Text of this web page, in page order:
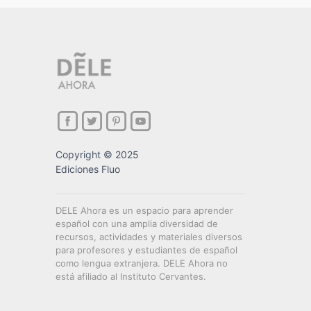
Copyright © 2025
Ediciones Fluo
DELE Ahora es un espacio para aprender
español con una amplia diversidad de
recursos, actividades y materiales diversos
para profesores y estudiantes de español
como lengua extranjera. DELE Ahora no
está afiliado al Instituto Cervantes.